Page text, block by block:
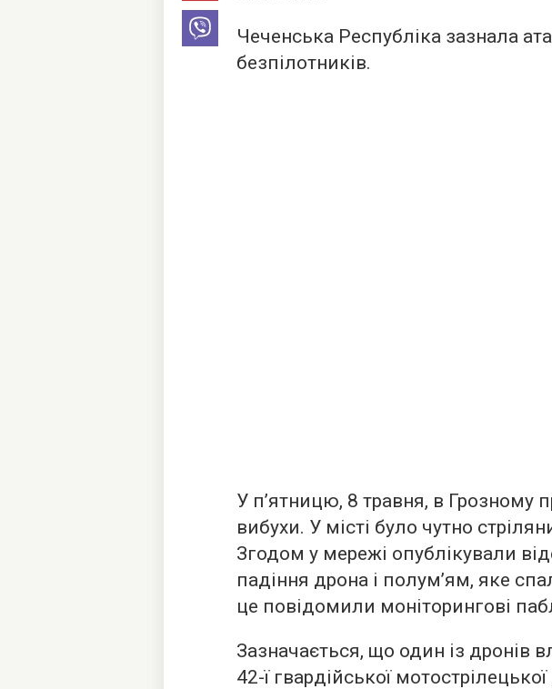
Чеченська Республіка зазнала
безпілотників.
У п’ятницю, 8 травня, в Грозному
вибухи. У місті було чутно
Згодом у мережі опублікували
падіння дрона і полум’ям, яке
це повідомили моніторингові
Зазначається, що один із дронів
42-ї гвардійської мотострілецької